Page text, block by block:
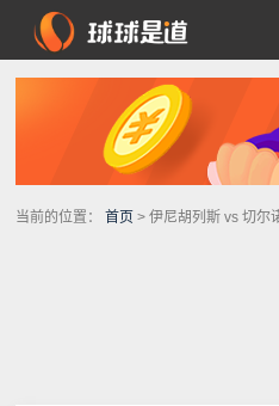
当前的位置： 首页 > 伊尼胡列斯 vs 切尔